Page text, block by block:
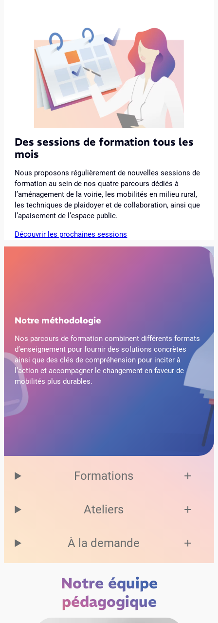
Des sessions de formation tous les
mois
Nous proposons régulièrement de nouvelles sessions de
formation au sein de nos quatre parcours dédiés à
l’aménagement de la voirie, les mobilités en milieu rural,
les techniques de plaidoyer et de collaboration, ainsi que
l’apaisement de l’espace public.
Découvrir les prochaines sessions
Notre méthodologie
Nos parcours de formation combinent différents formats
d’enseignement pour fournir des solutions concrètes
ainsi que des clés de compréhension pour inciter à
l’action et accompagner le changement en faveur de
mobilités plus durables.
Formations
Ateliers
À la demande
Notre équipe
pédagogique